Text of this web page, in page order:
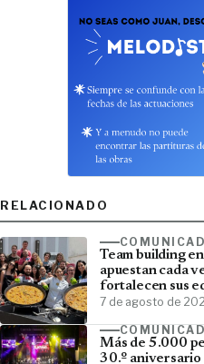
RELACIONADO
Team building
apuestan cada
fortalecen sus
7 de agosto de
Más de 5.000
30.º aniversario